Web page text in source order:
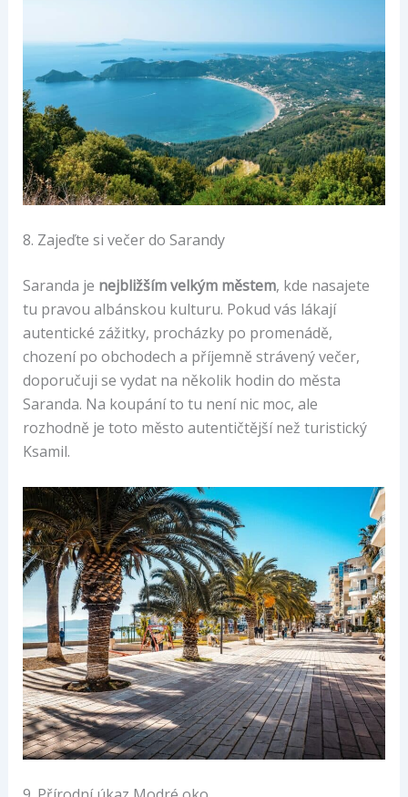
8. Zajeďte si večer do Sarandy
Saranda je nejbližším velkým městem, kde nasajete
tu pravou albánskou kulturu. Pokud vás lákají
autentické zážitky, procházky po promenádě,
chození po obchodech a příjemně strávený večer,
doporučuji se vydat na několik hodin do města
Saranda. Na koupání to tu není nic moc, ale
rozhodně je toto město autentičtější než turistický
Ksamil.